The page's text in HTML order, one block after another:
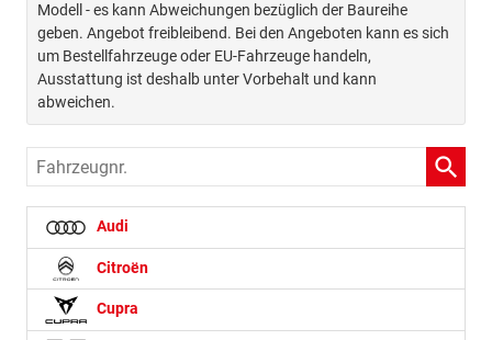
Modell - es kann Abweichungen bezüglich der Baureihe
geben. Angebot freibleibend. Bei den Angeboten kann es sich
um Bestellfahrzeuge oder EU-Fahrzeuge handeln,
Ausstattung ist deshalb unter Vorbehalt und kann
abweichen.
Fahrzeugnr.
Audi
Citroën
Cupra